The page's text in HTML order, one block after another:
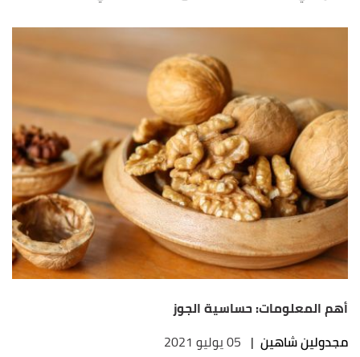
أهم المعلومات: حساسية الجوز
مجدولين شاهين | 05 يوليو 2021